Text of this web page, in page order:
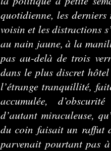
quotidienne, les
voisin et les distractions
au nain jaune, à la
pas au-delà de trois
dans le plus discret
l’étrange tranquillité,
accumulée,
d’autant miraculeuse,
du coin faisait un raffut
parvenait pourtant pas